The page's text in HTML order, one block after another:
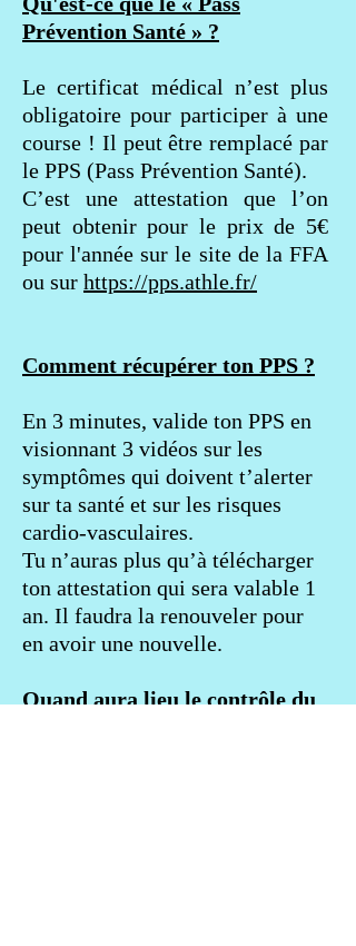
Prévention Santé » ?
Le certificat médical n’est plus
obligatoire pour participer à une
course ! Il peut être remplacé par
le PPS (Pass Prévention Santé).
C’est une attestation que l’on
peut obtenir pour le prix de 5€
pour l'année sur le site de la FFA
ou sur https://pps.athle.fr/
Comment récupérer ton PPS ?
En 3 minutes, valide ton PPS en
visionnant 3 vidéos sur les
symptômes qui doivent t’alerter
sur ta santé et sur les risques
cardio-vasculaires.
Tu n’auras plus qu’à télécharger
ton attestation qui sera valable 1
an. Il faudra la renouveler pour
en avoir une nouvelle.
Quand aura lieu le contrôle du